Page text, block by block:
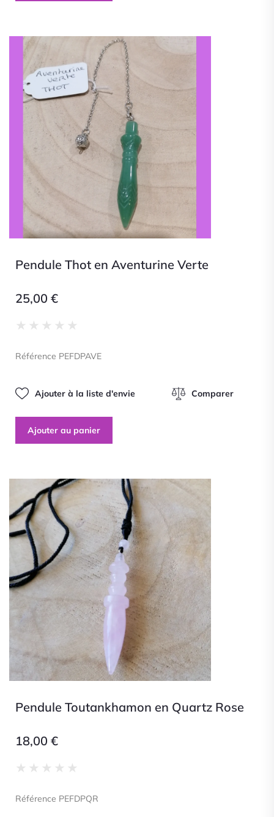
Pendule Thot en Aventurine Verte
25,00 €
★ ★ ★ ★ ★
5
Référence PEFDPAVE
Ajouter à la liste d'envie Comparer
Ajouter au panier
Pendule Toutankhamon en Quartz Rose
18,00 €
★ ★ ★ ★ ★
5
Référence PEFDPQR